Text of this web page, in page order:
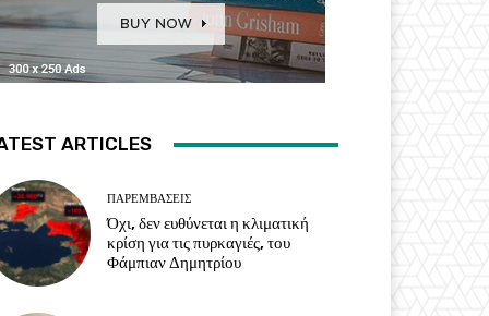
ARTICLES
ΠΑΡΕΜΒΑΣΕΙΣ
Όχι, δεν ευθύνεται η κλιματική
κρίση για τις πυρκαγιές, του
Φάμπιαν Δημητρίου